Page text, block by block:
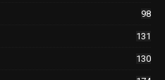
98
131
130